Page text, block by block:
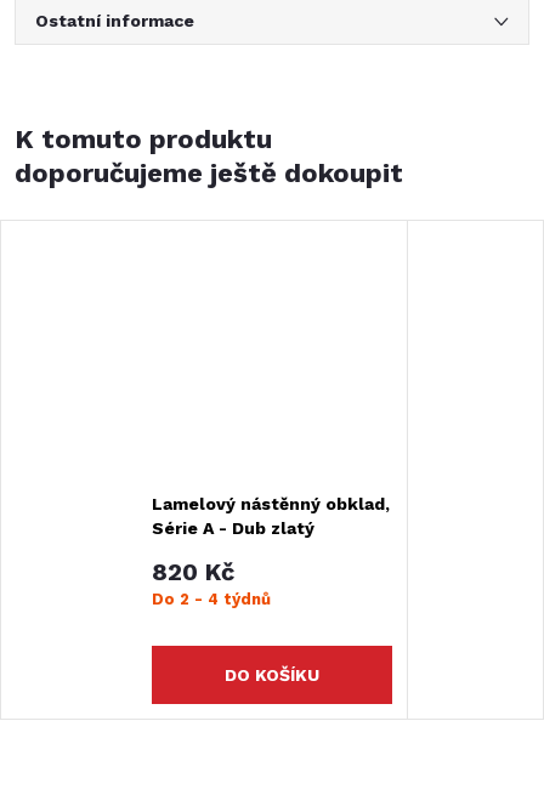
Ostatní informace
K tomuto produktu
doporučujeme ještě dokoupit
Lamelový nástěnný obklad,
Série A - Dub zlatý
820 Kč
Do 2 - 4 týdnů
DO KOŠÍKU